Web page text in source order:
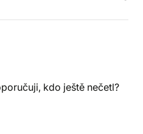
kdo ještě nečetl?